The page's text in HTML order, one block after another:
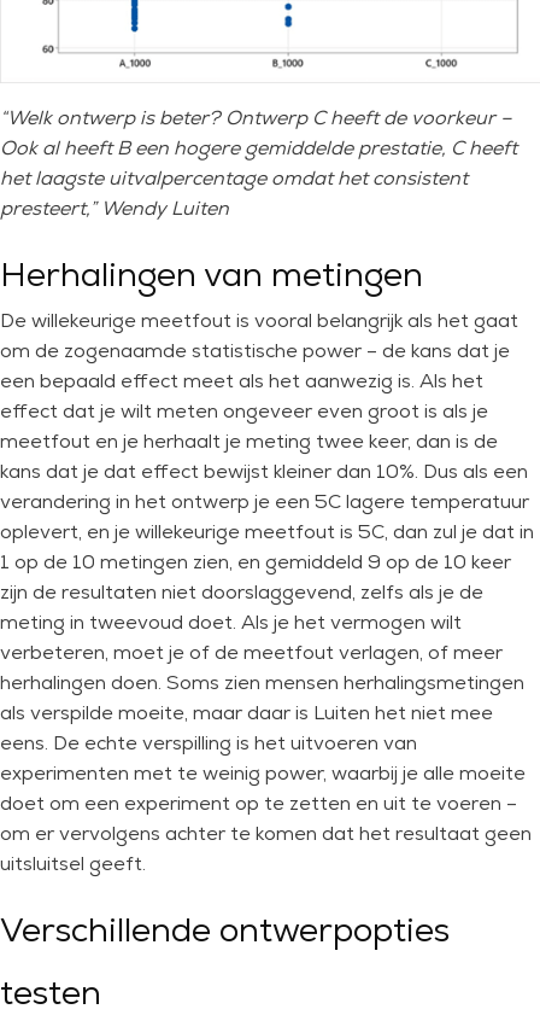
“Welk ontwerp is beter? Ontwerp C heeft de voorkeur –
Ook al heeft B een hogere gemiddelde prestatie, C heeft
het laagste uitvalpercentage omdat het consistent
presteert,” Wendy Luiten
Herhalingen van metingen
De willekeurige meetfout is vooral belangrijk als het gaat
om de zogenaamde statistische power – de kans dat je
een bepaald effect meet als het aanwezig is. Als het
effect dat je wilt meten ongeveer even groot is als je
meetfout en je herhaalt je meting twee keer, dan is de
kans dat je dat effect bewijst kleiner dan 10%. Dus als een
verandering in het ontwerp je een 5C lagere temperatuur
oplevert, en je willekeurige meetfout is 5C, dan zul je dat in
1 op de 10 metingen zien, en gemiddeld 9 op de 10 keer
zijn de resultaten niet doorslaggevend, zelfs als je de
meting in tweevoud doet. Als je het vermogen wilt
verbeteren, moet je of de meetfout verlagen, of meer
herhalingen doen. Soms zien mensen herhalingsmetingen
als verspilde moeite, maar daar is Luiten het niet mee
eens. De echte verspilling is het uitvoeren van
experimenten met te weinig power, waarbij je alle moeite
doet om een experiment op te zetten en uit te voeren –
om er vervolgens achter te komen dat het resultaat geen
uitsluitsel geeft.
Verschillende ontwerpopties
testen